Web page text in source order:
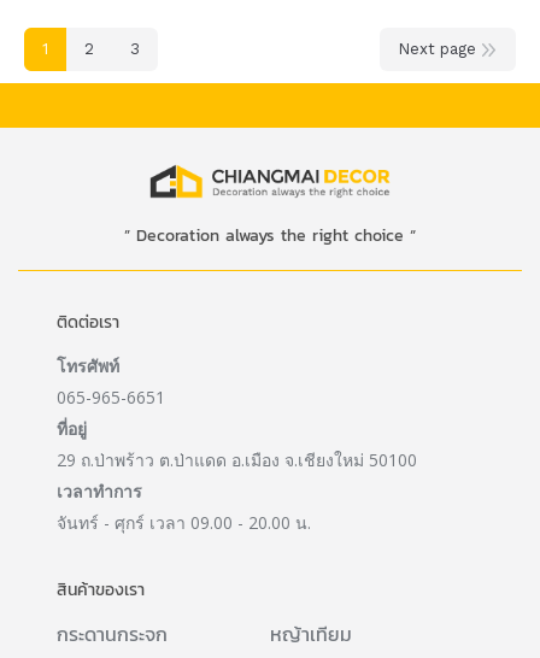
1 2 3 Next page
” Decoration always the right choice “
ติดต่อเรา
โทรศัพท์
065-965-6651
ที่อยู่
29 ถ.ป่าพร้าว ต.ป่าแดด อ.เมือง จ.เชียงใหม่ 50100
เวลาทำการ
จันทร์ - ศุกร์ เวลา 09.00 - 20.00 น.
สินค้าของเรา
กระดานกระจก
หญ้าเทียม